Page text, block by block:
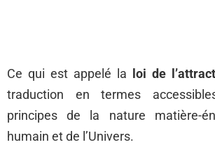
Ce qui est appelé la loi de
traduction en termes
principes de la nature matière-
humain et de l’Univers.